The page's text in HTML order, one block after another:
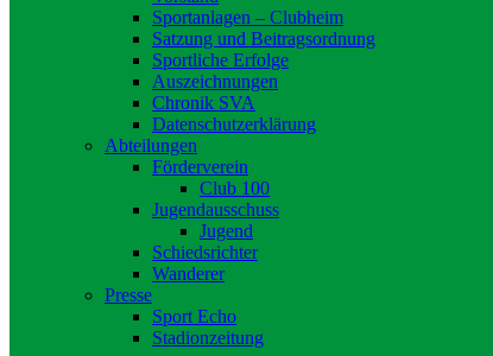
Sportanlagen – Clubheim
Satzung und Beitragsordnung
Sportliche Erfolge
Auszeichnungen
Chronik SVA
Datenschutzerklärung
Abteilungen
Förderverein
Club 100
Jugendausschuss
Jugend
Schiedsrichter
Wanderer
Presse
Sport Echo
Stadionzeitung